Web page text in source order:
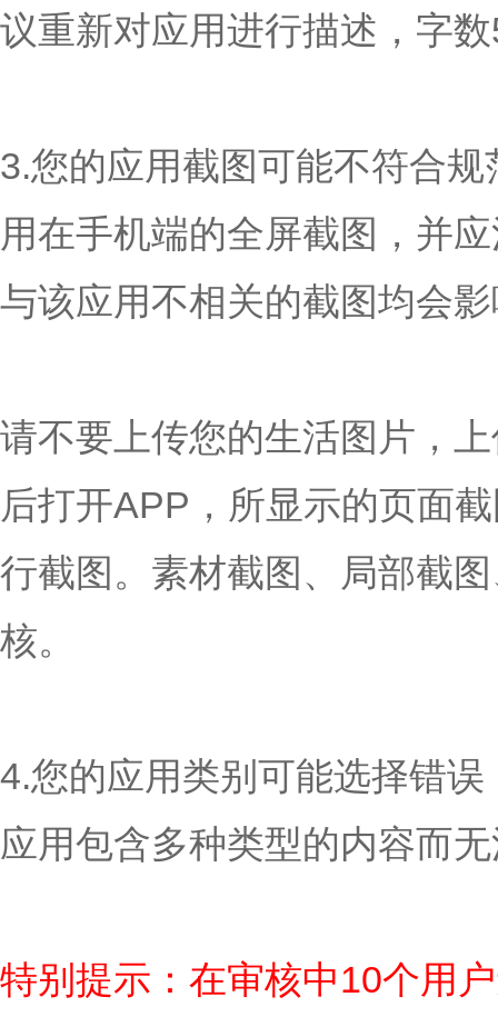
议重新对应用进行描述，字
3.您的应用截图可能不符合
用在手机端的全屏截图，并
与该应用不相关的截图均会
请不要上传您的生活图片，
后打开APP，所显示的页面
行截图。素材截图、局部截
核。
4.您的应用类别可能选择错
应用包含多种类型的内容而
特别提示：在审核中10个用